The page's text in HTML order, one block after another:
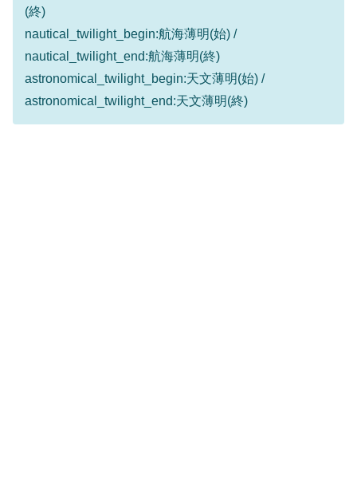
(終)
nautical_twilight_begin:航海薄明(始) /
nautical_twilight_end:航海薄明(終)
astronomical_twilight_begin:天文薄明(始) /
astronomical_twilight_end:天文薄明(終)